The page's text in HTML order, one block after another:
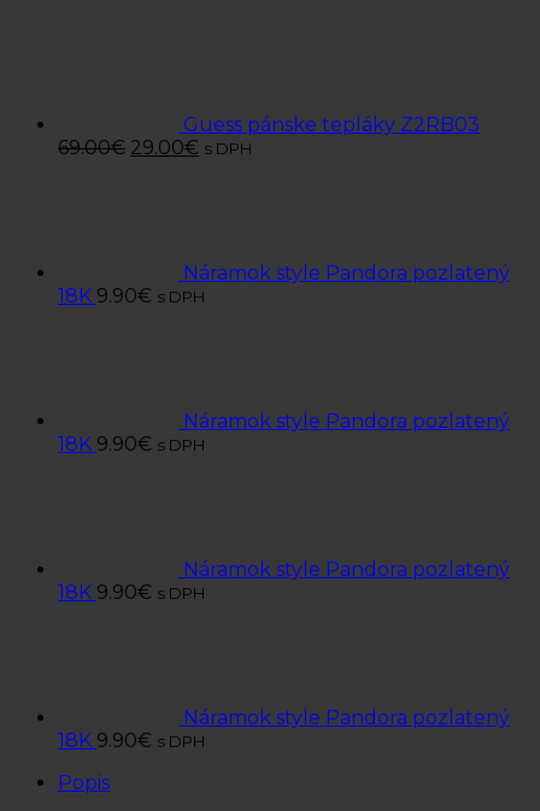
Guess pánske tepláky Z2RB03
69.00€ 29.00€ s DPH
Náramok style Pandora pozlatený
18K 9.90€ s DPH
Náramok style Pandora pozlatený
18K 9.90€ s DPH
Náramok style Pandora pozlatený
18K 9.90€ s DPH
Náramok style Pandora pozlatený
18K 9.90€ s DPH
Popis